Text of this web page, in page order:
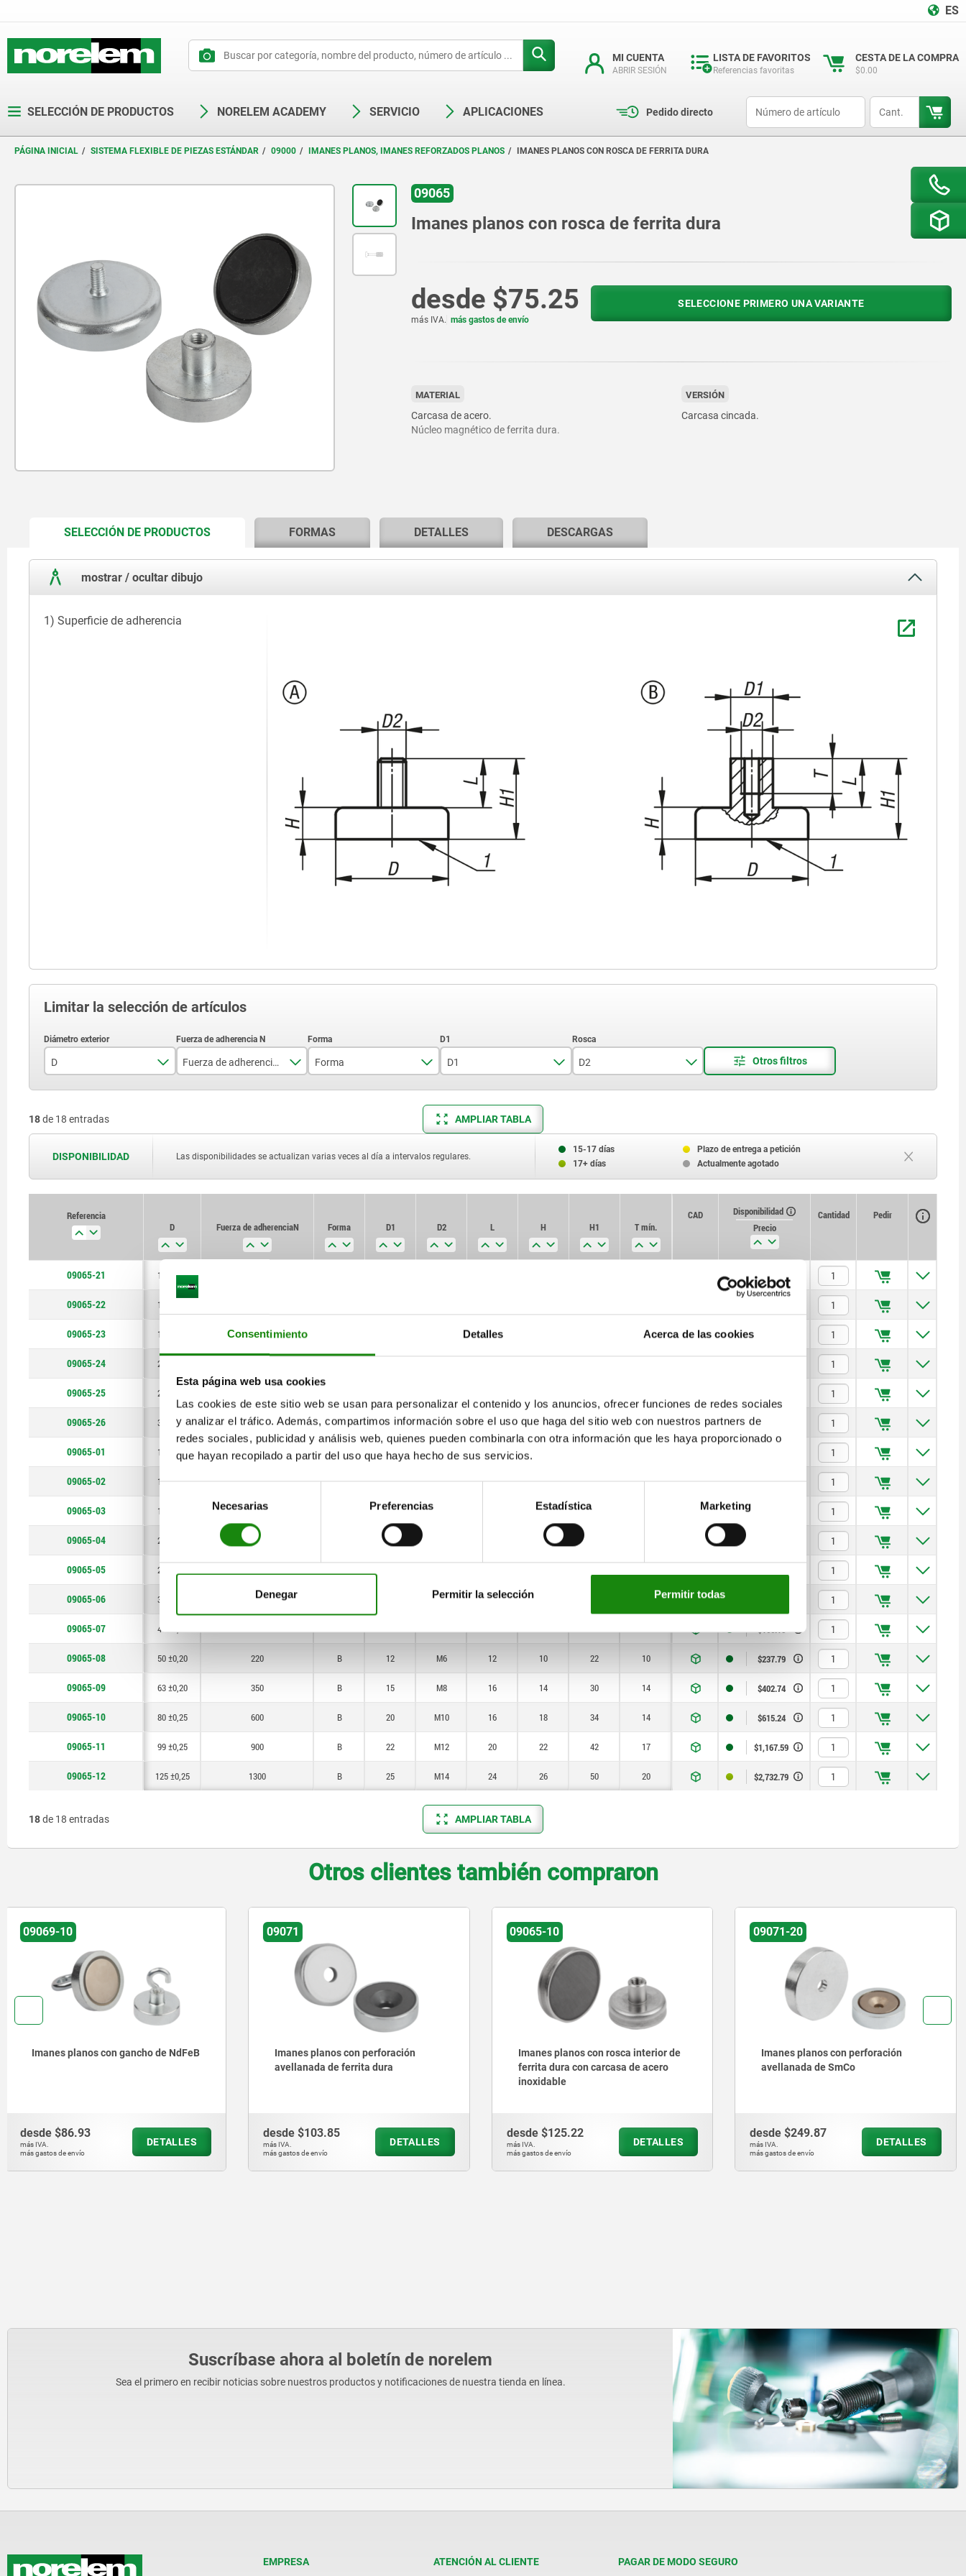
Consentimiento Detalles Acerca de las cookies
Esta página web usa cookies
Las cookies de este sitio web se usan para personalizar el contenido y los anuncios, ofrecer funciones de redes sociales
y analizar el tráfico. Además, compartimos información sobre el uso que haga del sitio web con nuestros partners de
redes sociales, publicidad y análisis web, quienes pueden combinarla con otra información que les haya proporcionado o
que hayan recopilado a partir del uso que haya hecho de sus servicios.
Selección
de
consentimiento
Necesarias Preferencias Estadística Marketing
Denegar Permitir la selección Permitir todas
ES
MI CUENTA
ABRIR SESIÓN
LISTA DE FAVORITOS
Referencias favoritas
CESTA DE LA COMPRA
$0.00
SELECCIÓN DE PRODUCTOS NORELEM ACADEMY SERVICIO APLICACIONES Pedido directo
PÁGINA INICIAL SISTEMA FLEXIBLE DE PIEZAS ESTÁNDAR 09000 IMANES PLANOS, IMANES REFORZADOS PLANOS IMANES PLANOS CON ROSCA DE FERRITA DURA
09065
Imanes planos con rosca de ferrita dura
desde $75.25
más IVA. más gastos de envío
SELECCIONE PRIMERO UNA VARIANTE
MATERIAL
Carcasa de acero.
Núcleo magnético de ferrita dura.
VERSIÓN
Carcasa cincada.
SELECCIÓN DE PRODUCTOSCURRENT
FORMAS DETALLES DESCARGAS
mostrar / ocultar dibujo
1) Superficie de adherencia
Limitar la selección de artículos
D
10 ±0,15
13 ±0,15
20 ±0,15
32 ±0,20
40 ±0,20
50 ±0,20
63 ±0,20
80 ±0,25
99 ±0,25
125 ±0,25
Fuerza de adherencia N
4
10
600
900
Forma
A
D1
6
8
12
22
D2
M3
M5
M6
M12
18de 18 entradas AMPLIAR TABLA
DISPONIBILIDAD Las disponibilidades se actualizan varias veces al día a intervalos regulares.
15-17 días
Plazo de entrega a petición
17+ días
Actualmente agotado
Referencia
D
Fuerza de adherencia N Forma D1 D2 L H H1 T mín.
CAD
Disponibilidad
Precio
Cantidad Pedir
09065-21 10 ±0,15 $75.25
09065-22 13 ±0,15
09065-23 16 ±0,15 18 7 —
09065-24 20 ±0,15
09065-25 25 ±0,15
09065-26 32 ±0,20 80 A — M4 8 7 15 — $118.59
09065-01 10 ±0,15 4 B 6 M3 7
09065-02 13 ±0,15 10 B 6 M3 7 4,5 11,5 5 $94.22
09065-03 16 ±0,15 18 6 4,5 11,5
09065-04 20 ±0,15 30 6 6
09065-05 25 ±0,15
09065-06 32 ±0,20 80 M4 8
09065-07 40 ±0,20 125 B 10 M5 10 8 18 8 $166.15
09065-08 50 ±0,20 220 B 12 M6 12 10 22 10 $237.79
09065-09 63 ±0,20 350 B 15 M8 16 14 30 14 $402.74
09065-10 80 ±0,25 600 B 20 M10 16 18 34 14 $615.24
09065-11 99 ±0,25 900 B 22 M12 20 22 42 17 $1,167.59
09065-12 125 ±0,25 1300 B 25 M14 24 26 50 20 $2,732.79
18de 18 entradas AMPLIAR TABLA
Otros clientes también compraron
09071
Imanes planos con perforación
desde$103.85
más IVA.
más gastos de envío
DETALLES
09065-10
Imanes planos con rosca interior de
ferrita dura con carcasa de acero
desde$125.22
más IVA.
más gastos de envío
DETALLES
09071-20
Imanes planos con perforación
avellanada de SmCo
desde$249.87
más IVA.
más gastos de envío
DETALLES
09064
Imanes planos de ferrita dura
desde$87.29
más IVA.
más gastos de envío
DETALLES
Suscríbase ahora al boletín de norelem
Sea el primero en recibir noticias sobre nuestros productos y notificaciones de nuestra tienda en línea.
EMPRESA ATENCIÓN AL CLIENTE PAGAR DE MODO SEGURO